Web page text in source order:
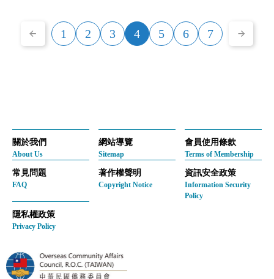
1 2 3 4 5 6 7
關於我們
About Us
網站導覽
Sitemap
會員使用條款
Terms of Membership
常見問題
FAQ
著作權聲明
Copyright Notice
資訊安全政策
Information Security
Policy
隱私權政策
Privacy Policy